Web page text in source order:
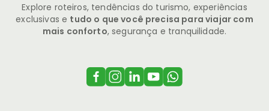
Explore roteiros, tendências do turismo, experiências
exclusivas e tudo o que você precisa para viajar com
mais conforto, segurança e tranquilidade.